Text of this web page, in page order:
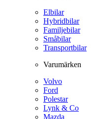
Elbilar
Hybridbilar
Familjebilar
Småbilar
Transportbilar
Varumärken
Volvo
Ford
Polestar
Lynk & Co
Mazda